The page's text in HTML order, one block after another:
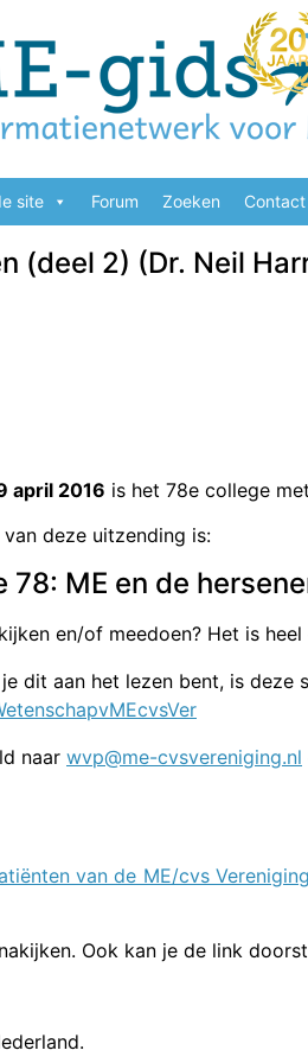
site Forum Zoeken Contact
(deel 2) (Dr. Neil
april 2016 is het 78e college
deze uitzending is:
78: ME en de
en/of meedoen? Het is heel
dit aan het lezen bent, is deze
naar wvp@me-cvsvereniging.nl
van de ME/cvs Vereniging
Ook kan je de link